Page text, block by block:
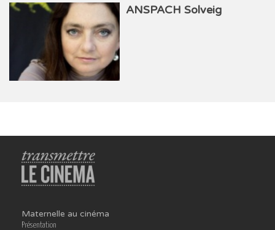
ANSPACH Solveig
Maternelle au cinéma
Présentation